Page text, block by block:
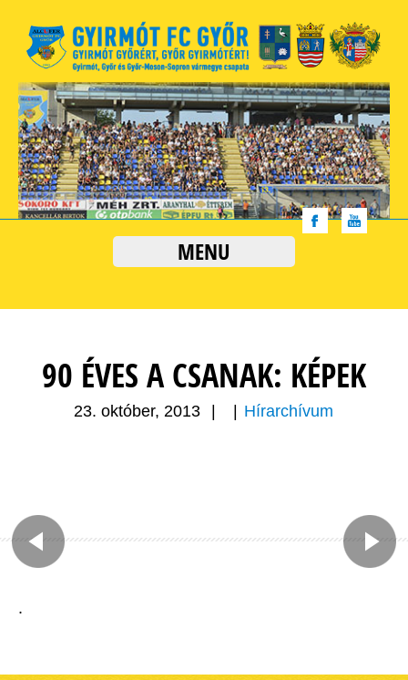
MENU
90 ÉVES A CSANAK: KÉPEK
23. október, 2013 Hírarchívum
.